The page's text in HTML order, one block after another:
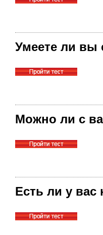
Умеете ли вы
Можно ли с
Есть ли у вас